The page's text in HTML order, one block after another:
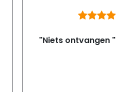
"Niets ontvangen "